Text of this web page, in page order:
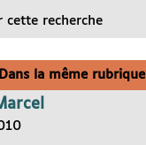
cette recherche
Dans la même rubrique